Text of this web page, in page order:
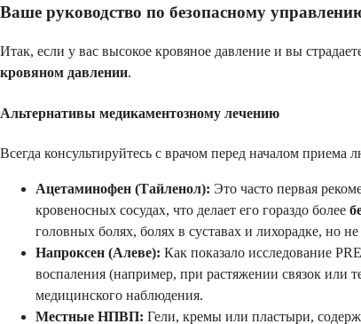
Ваше руководство по безопасному
Итак, если у вас высокое кровяное давление и вы
кровяном давлении.
Альтернативы медикаментозному лечению
Всегда консультируйтесь с врачом перед началом
Ацетаминофен (Тайленол): Это часто первая
кровеносных сосудах, что делает его гораздо более
головных болях, болях в суставах и лихорадке, но
Напроксен (Алеве): Как показало исследование
воспаления (например, при растяжении связок или
медицинского наблюдения.
Местные НПВП: Гели, кремы или пластыри,